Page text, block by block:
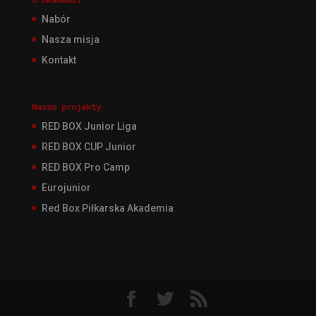
Nabór
Nasza misja
Kontakt
Nasze projekty
RED BOX Junior Liga
RED BOX CUP Junior
RED BOX Pro Camp
Eurojunior
Red Box Piłkarska Akademia